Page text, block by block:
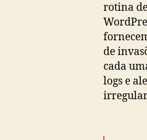
rotina
de
cada
logs e
irregular